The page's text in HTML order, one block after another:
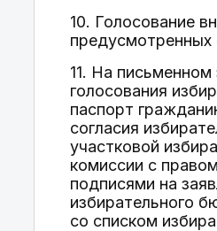
10. Голосование
предусмотренных
11. На
голосования
паспорт
согласия
участковой
комиссии с
подписями на
избирательного
со списком